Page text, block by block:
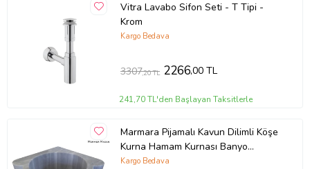
Vitra Lavabo Sifon Seti - T Tipi -
Krom
Kargo Bedava
3307,20 TL 2266,00 TL
241,70 TL'den Başlayan Taksitlerle
Marmara Pijamalı Kavun Dilimli Köşe
Kurna Hamam Kurnası Banyo
Kurnası
Kargo Bedava